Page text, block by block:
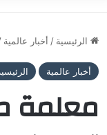
الرئيسية / أخبار عالمية
أخبار عالمية